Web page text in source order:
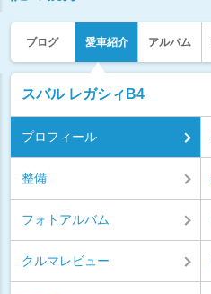
ブログ 愛車紹介 アルバム
スバル レガシィB4
プロフィール
整備
フォトアルバム
クルマレビュー